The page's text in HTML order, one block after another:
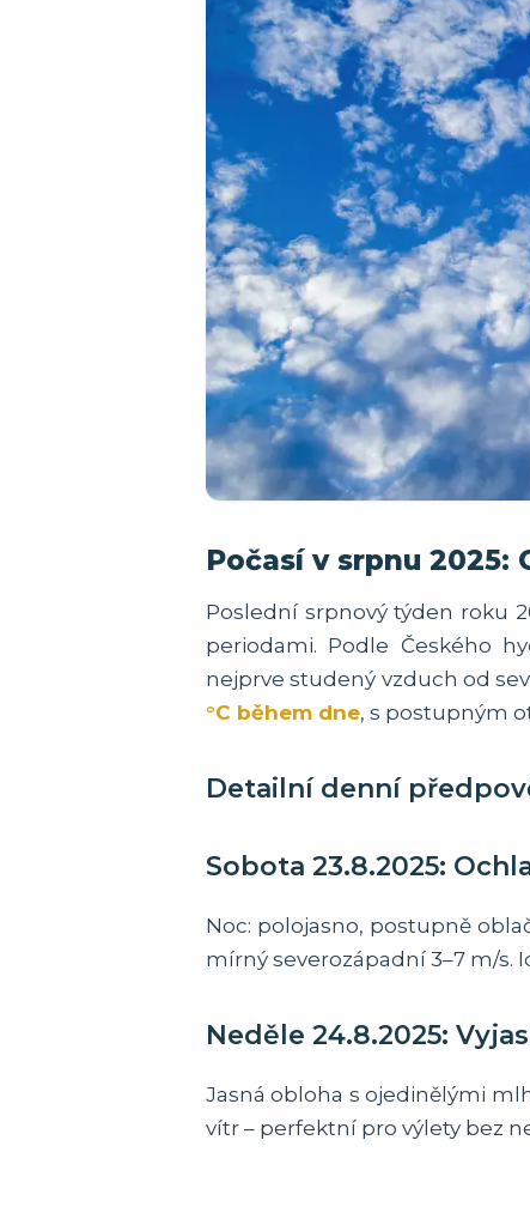
Počasí v srpnu 2025:
Poslední srpnový týden roku
periodami. Podle Českého
nejprve studený vzduch od
°C během dne, s postupným
Detailní denní
Sobota 23.8.2025:
Noc: polojasno, postupně
mírný severozápadní 3–7 m/s.
Neděle 24.8.2025:
Jasná obloha s ojedinělými
vítr – perfektní pro výlety bez